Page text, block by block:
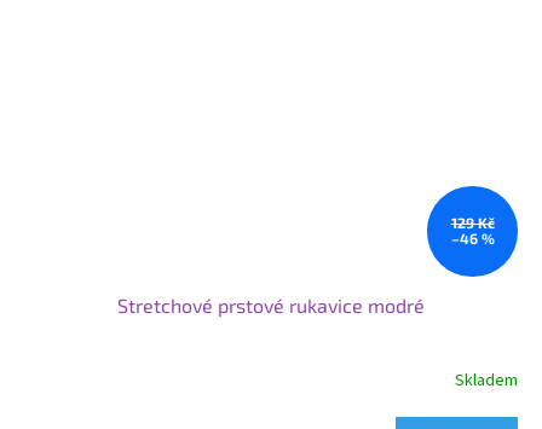
129 Kč
–46 %
Stretchové prstové rukavice modré
Skladem